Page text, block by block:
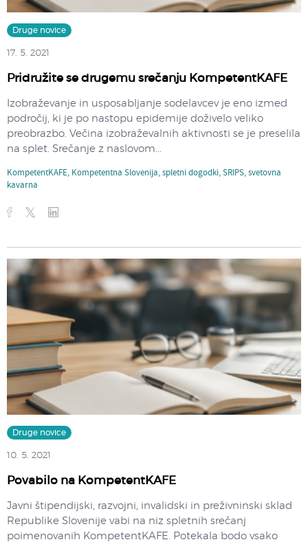
Druge novice
17. 5. 2021
Pridružite se drugemu srečanju KompetentKAFE
Izobraževanje in usposabljanje sodelavcev je eno izmed
področij, ki je po nastopu epidemije doživelo veliko
preobrazbo. Večina izobraževalnih aktivnosti se je preselila
na splet. Srečanje z naslovom...
KompetentKAFE, Kompetentna Slovenija,spletni dogodki,SRIPS,svetovna
kavarna
Druge novice
10. 5. 2021
Povabilo na KompetentKAFE
Javni štipendijski, razvojni, invalidski in preživninski sklad
Republike Slovenije vabi na niz spletnih srečanj
poimenovanih KompetentKAFE. Potekala bodo vsako